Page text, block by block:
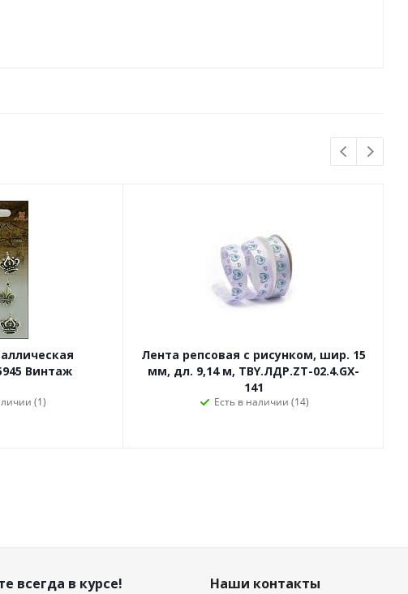
Винтаж
(1)
Лента репсовая с рисунком, шир. 15
мм, дл. 9,14 м, TBY.ЛДР.ZT-02.4.GX-
141
Есть в наличии (14)
всегда в курсе! Наши контакты